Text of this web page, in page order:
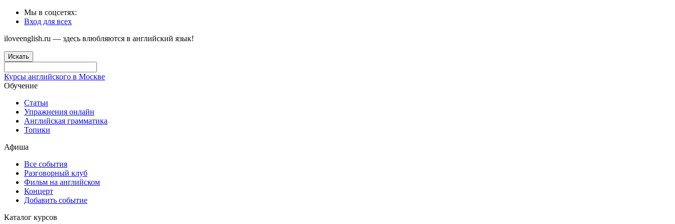
Мы в соцсетях:
Вход для всех
iloveenglish.ru — здесь влюбляются в английский язык!
Искать
Курсы английского в Москве
Обучение
Статьи
Упражнения онлайн
Английская грамматика
Топики
Афиша
Все события
Разговорный клуб
Фильм на английском
Концерт
Добавить событие
Каталог курсов